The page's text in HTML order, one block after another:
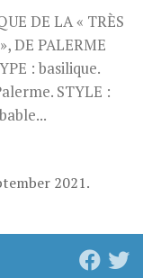
DE LA « TRÈS
DE PALERME
: basilique.
STYLE :
2021.